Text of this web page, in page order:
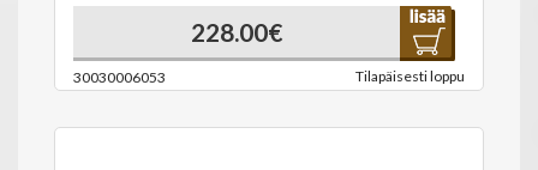
228.00€
30030006053 Tilapäisesti loppu